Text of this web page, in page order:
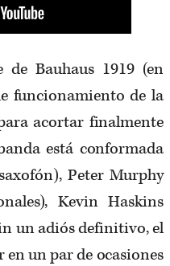
Bauhaus 1919 (en
funcionamiento de la
acortar finalmente
está conformada
Peter Murphy
Kevin Haskins
un adiós definitivo, el
un par de ocasiones